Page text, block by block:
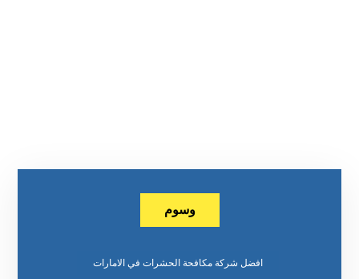
وسوم
افضل شركة مكافحة الحشرات في الامارات